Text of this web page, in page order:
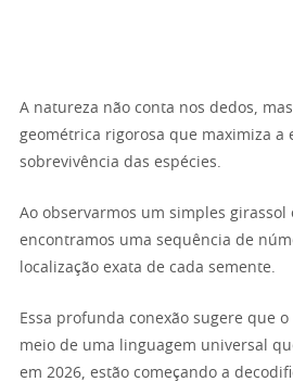
A natureza não conta nos dedos,
geométrica rigorosa que maximiza a
sobrevivência das espécies.
Ao observarmos um simples girassol
encontramos uma sequência de
localização exata de cada semente.
Essa profunda conexão sugere que
meio de uma linguagem universal
em 2026, estão começando a